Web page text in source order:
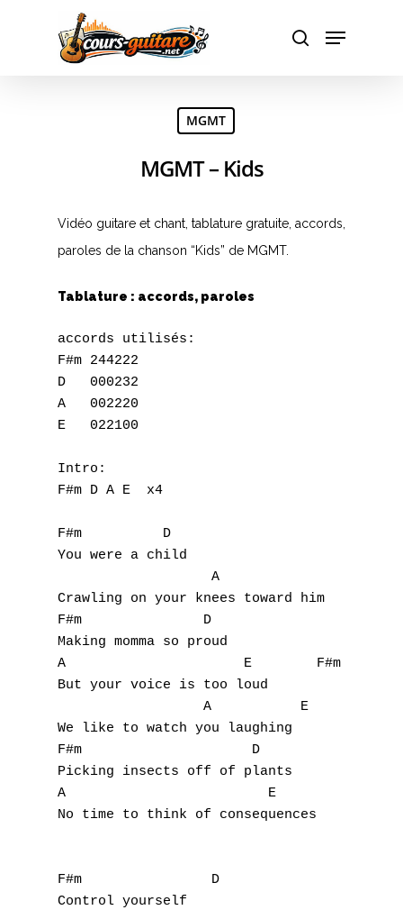
Hit enter to search or ESC to close
MGMT
MGMT – Kids
Vidéo guitare et chant, tablature gratuite, accords,
paroles de la chanson “Kids” de MGMT.
Tablature : accords, paroles
accords utilisés:
F#m 244222
D   000232
A   002220
E   022100
Intro:
F#m D A E  x4
F#m          D
You were a child
                   A                E
Crawling on your knees toward him
F#m               D
Making momma so proud
A                      E        F#m   D
But your voice is too loud
                  A           E
We like to watch you laughing
F#m                     D
Picking insects off of plants
A                         E
No time to think of consequences
F#m                D
Control yourself